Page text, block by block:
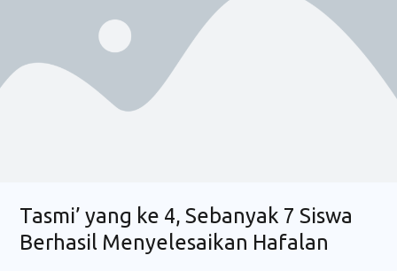
Tasmi’ yang ke 4, Sebanyak 7 Siswa
Berhasil Menyelesaikan Hafalan
Siswa